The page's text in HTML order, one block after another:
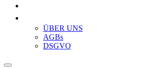
ÜBER UNS
AGBs
DSGVO